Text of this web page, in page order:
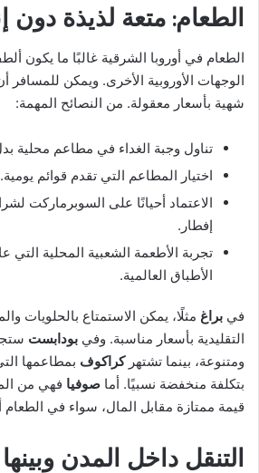
الطعام: متعة لذيذة دون
الطعام في أوروبا الشرقية غالبًا ما يكون
الوجهات الأوروبية الأخرى. ويمكن للمسافر
شهية بأسعار معقولة. من النصائح المهمة:
تناول وجبة الغداء في مطاعم محلية
اختيار المطاعم التي تقدم قوائم يومية.
الاعتماد أحيانًا على السوبرماركت
إفطار.
تجربة الأطعمة الشعبية المحلية
الأطباق العالمية.
في براغ مثلًا، يمكن الاستمتاع بالحلويات
التقليدية بأسعار مناسبة. وفي بودابست
ومتنوعة، بينما تشتهركراكوف بمطاعمها
بتكلفة منخفضة نسبيًا. أما صوفيا فهي من
قيمة ممتازة مقابل المال، سواء في الطعام
التنقل داخل المدن وبينها